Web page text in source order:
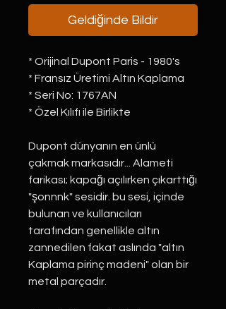
Geldiğinde Bildir
* Orijinal Dupont Paris - 1980's
* Fransız Üretimi Altın Kaplama
* Seri No: 1767AN
* Özel Kılıfı ile Birlikte
Dupont dünyanın en ünlü
çakmak markasıdır... Alameti
farikası; kapağı açılırken çıkarttığı
"şonnnk" sesidir. bu sesi, içinde
bulunan ve kullanıcıları
tarafından genellikle altın
zannedilen fakat aslında "altın
Kaplama pirinç madeni" olan bir
metal parçadır.